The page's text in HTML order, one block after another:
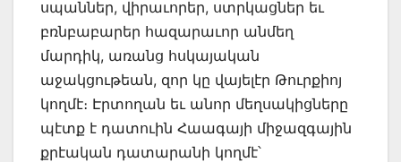
սպաններ, վիրաւորեր, ստրկացներ եւ
բռնբաբարեր հազարաւոր անմեղ
մարդիկ, առանց հսկայական
աջակցութեան, զոր կը վայելէր Թուրքիոյ
կողմէ։ Էրտողան եւ անոր մեղսակիցները
պէտք է դատուին Հաագայի միջազգային
քրէական դատարանի կողմէ՝